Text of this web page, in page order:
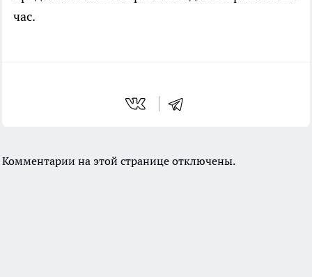
час.
Комментарии на этой странице отключены.